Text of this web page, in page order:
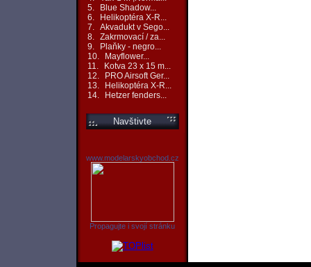
5.
Blue Shadow...
6.
Helikoptéra X-R...
7. Akvadukt v Sego...
8. Zakrmovací / za...
9.
Plaňky - negro...
10.
Mayflower...
11.
Kotva 23 x 15 m...
12.
PRO Airsoft Ger...
13.
Helikoptéra X-R...
14.
Hetzer fenders...
Navštivte
www.modelarskyobchod.cz
Propagujte i svojí stránku